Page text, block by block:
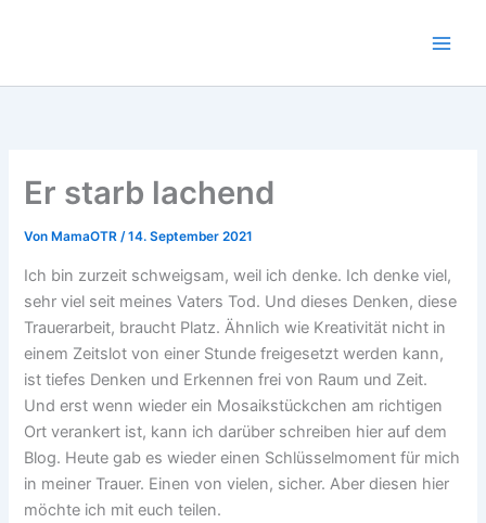
Er starb lachend
Von MamaOTR/14. September 2021
Ich bin zurzeit schweigsam, weil ich denke. Ich denke viel,
sehr viel seit meines Vaters Tod. Und dieses Denken, diese
Trauerarbeit, braucht Platz. Ähnlich wie Kreativität nicht in
einem Zeitslot von einer Stunde freigesetzt werden kann,
ist tiefes Denken und Erkennen frei von Raum und Zeit.
Und erst wenn wieder ein Mosaikstückchen am richtigen
Ort verankert ist, kann ich darüber schreiben hier auf dem
Blog. Heute gab es wieder einen Schlüsselmoment für mich
in meiner Trauer. Einen von vielen, sicher. Aber diesen hier
möchte ich mit euch teilen.